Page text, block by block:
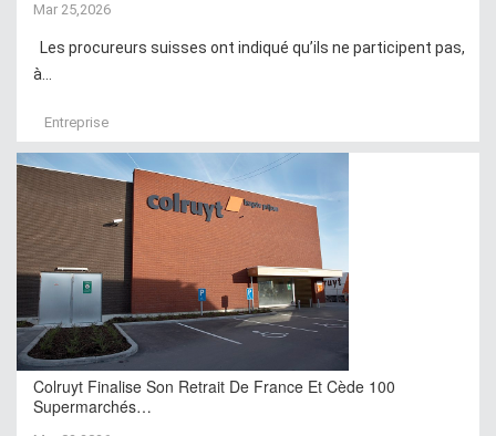
Mar 25,2026
Les procureurs suisses ont indiqué qu’ils ne participent pas,
à...
Entreprise
Colruyt Finalise Son Retrait De France Et Cède 100
Supermarchés…